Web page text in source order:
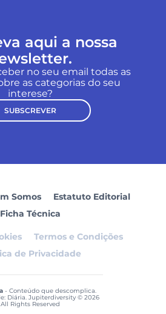
aqui a nossa
no seu email todas as
as categorias do seu
interese?
SUBSCREVER
Somos
Estatuto Editorial
Ficha Técnica
Termos e Condições
de Privacidade
- Conteúdo que descomplica.
Diária. Jupiterdiversity © 2026
All Rights Reserved